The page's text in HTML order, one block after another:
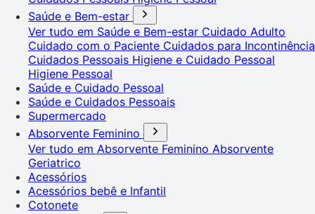
Saúde e Bem-estar
Ver tudo em Saúde e Bem-estar Cuidado Adulto
Cuidado com o Paciente Cuidados para Incontinência
Cuidados Pessoais Higiene e Cuidado Pessoal
Higiene Pessoal
Saúde e Cuidado Pessoal
Saúde e Cuidados Pessoais
Supermercado
Absorvente Feminino
Ver tudo em Absorvente Feminino Absorvente
Geriatrico
Acessórios
Acessórios bebê e Infantil
Cotonete